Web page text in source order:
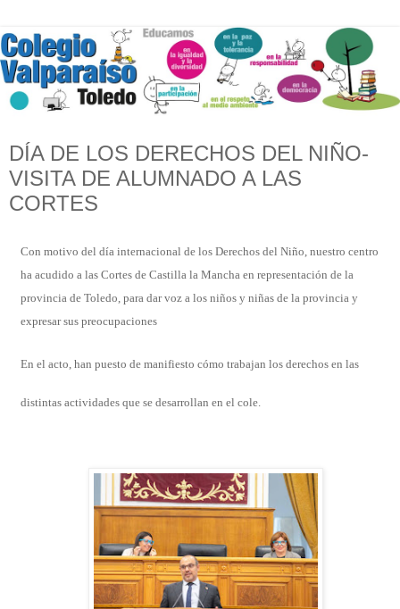
DÍA DE LOS DERECHOS DEL NIÑO-
VISITA DE ALUMNADO A LAS
CORTES
Con motivo del día internacional de los Derechos del Niño, nuestro centro
ha acudido a las Cortes de Castilla la Mancha en representación de la
provincia de Toledo, para dar voz a los niños y niñas de la provincia y
expresar sus preocupaciones
En el acto, han puesto de manifiesto cómo trabajan los derechos en las
distintas actividades que se desarrollan en el cole.